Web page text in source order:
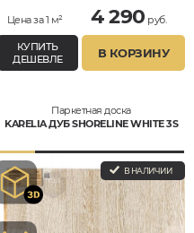
Цена за 1 м² 4 290 руб.
КУПИТЬ
ДЕШЕВЛЕ
В КОРЗИНУ
Паркетная доска
KARELIA ДУБ SHORELINE WHITE 3S
В НАЛИЧИИ